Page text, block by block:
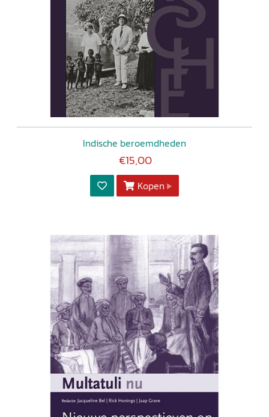
Indische beroemdheden
€15,00
Kopen